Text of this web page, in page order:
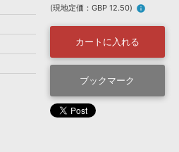
楽曲配信流通 サービス
無償のサウンド管理ソフト
(現地定価：GBP 12.50) info
カートに入れる
ブックマーク